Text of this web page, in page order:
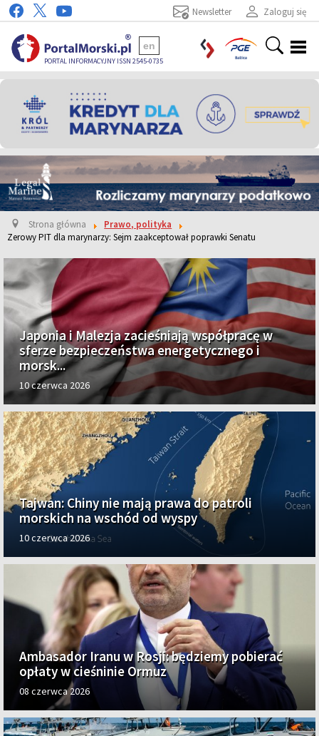
Zaloguj się
Newsletter
PORTAL INFORMACYJNY ISSN 2545-0735
en
Strona główna
Prawo, polityka
Zerowy PIT dla marynarzy: Sejm zaakceptował poprawki Senatu
Japonia i Malezja zacieśniają współpracę w
sferze bezpieczeństwa energetycznego i
morsk...
10 czerwca 2026
Tajwan: Chiny nie mają prawa do patroli
morskich na wschód od wyspy
10 czerwca 2026
Ambasador Iranu w Rosji: będziemy pobierać
opłaty w cieśninie Ormuz
08 czerwca 2026